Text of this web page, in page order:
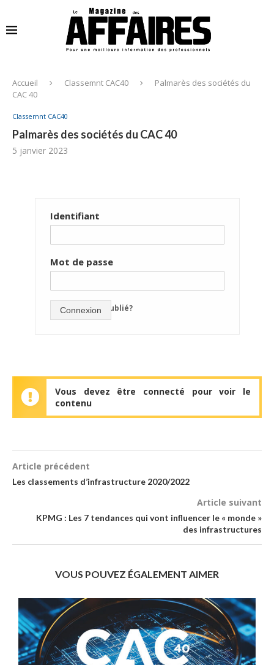
Accueil Classemnt CAC40
Palmarès des sociétés du
CAC 40
Classemnt CAC40
Palmarès des sociétés du CAC 40
5 janvier 2023
Identifiant
Mot de passe
mot de passe oublié?
Connexion
Vous devez être connecté pour voir le
contenu
Article précédent
Les classements d’infrastructure 2020/2022
Article suivant
KPMG : Les 7 tendances qui vont influencer le « monde »
des infrastructures
VOUS POUVEZ ÉGALEMENT AIMER